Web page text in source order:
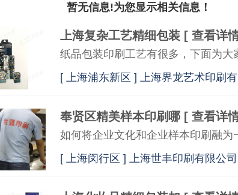
暂无信息!为您显示相关信息！
上海复杂工艺精细包装 [ 查看详
[
上海浦东新区 ] 上海界龙艺术印刷
奉贤区精美样本印刷哪 [ 查看详
[
上海闵行区 ] 上海世丰印刷有限公司